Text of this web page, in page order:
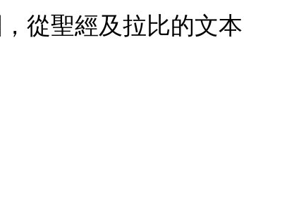
從聖經及拉比的文本